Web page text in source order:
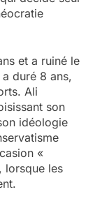
et a ruiné le
duré 8 ans,
Ali
son
idéologie
«
lorsque les